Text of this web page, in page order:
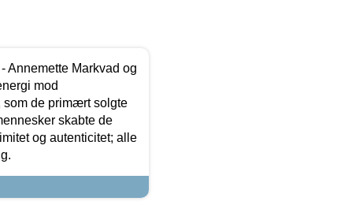
Annemette Markvad og
mod
som de primært solgte
skabte de
og autenticitet; alle